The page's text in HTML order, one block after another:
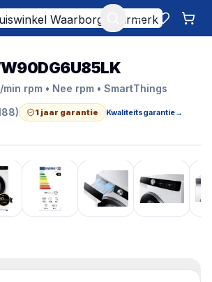
Mijn account
rpm • Nee rpm • SmartThings
) 1 jaar garantie Kwaliteitsgarantie→